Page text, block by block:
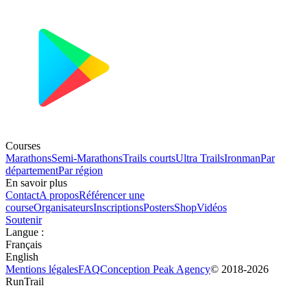
Courses
MarathonsSemi-MarathonsTrails courtsUltra TrailsIronmanPar
départementPar région
En savoir plus
ContactA proposRéférencer une
courseOrganisateursInscriptionsPostersShopVidéos
Soutenir
Langue :
Français
English
Mentions légalesFAQConception Peak Agency© 2018-2026
RunTrail